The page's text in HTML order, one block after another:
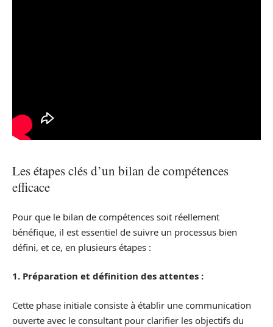
Les étapes clés d’un bilan de compétences
efficace
Pour que le bilan de compétences soit réellement
bénéfique, il est essentiel de suivre un processus bien
défini, et ce, en plusieurs étapes :
1. Préparation et définition des attentes :
Cette phase initiale consiste à établir une communication
ouverte avec le consultant pour clarifier les objectifs du